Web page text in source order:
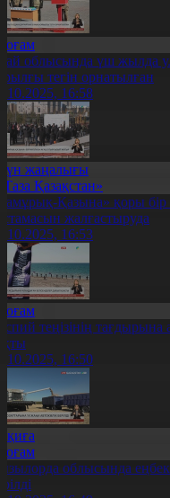
облысында үш жылда
тегін орнатылған
16:58
жаңалығы
Қазақстан»
Қазына» қоры
жалғастыруда
16:53
теңізінің тағдырына
16:50
облысында еңбек